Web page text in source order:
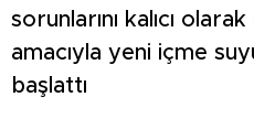
sorunlarını kalıcı
amacıyla yeni içme
başlattı